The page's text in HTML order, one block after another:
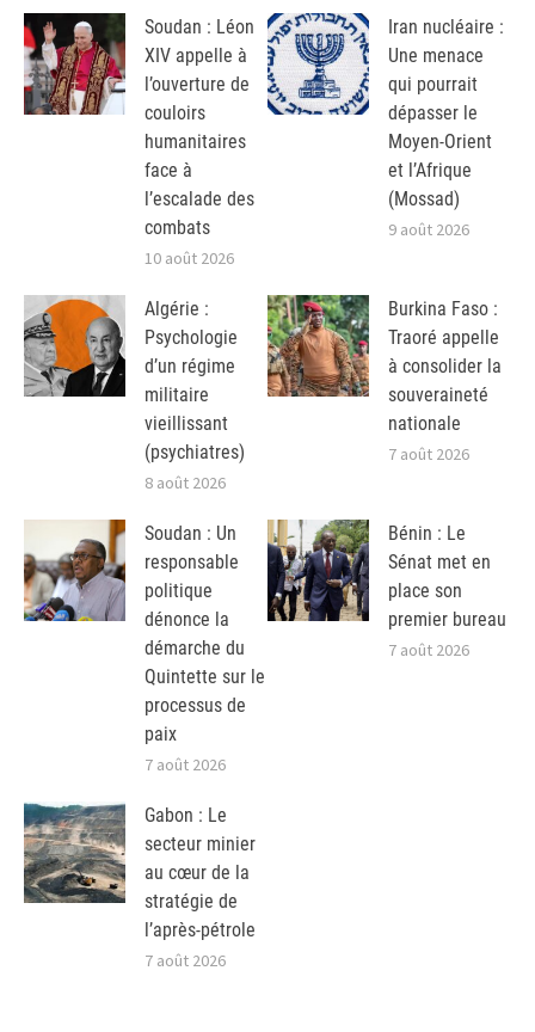
Soudan : Léon
XIV appelle à
l’ouverture de
couloirs
humanitaires
face à
l’escalade des
combats
10 août 2026
Iran nucléaire :
Une menace
qui pourrait
dépasser le
Moyen-Orient
et l’Afrique
(Mossad)
9 août 2026
Algérie :
Psychologie
d’un régime
militaire
vieillissant
(psychiatres)
8 août 2026
Burkina Faso :
Traoré appelle
à consolider la
souveraineté
nationale
7 août 2026
Soudan : Un
responsable
politique
dénonce la
démarche du
Quintette sur le
processus de
paix
7 août 2026
Bénin : Le
Sénat met en
place son
premier bureau
7 août 2026
Gabon : Le
secteur minier
au cœur de la
stratégie de
l’après-pétrole
7 août 2026